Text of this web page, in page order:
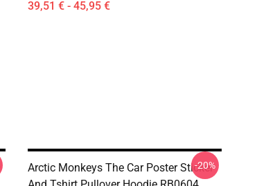
39,51 € - 45,95 €
Arctic Monkeys The Car Poster Sticker
-20%